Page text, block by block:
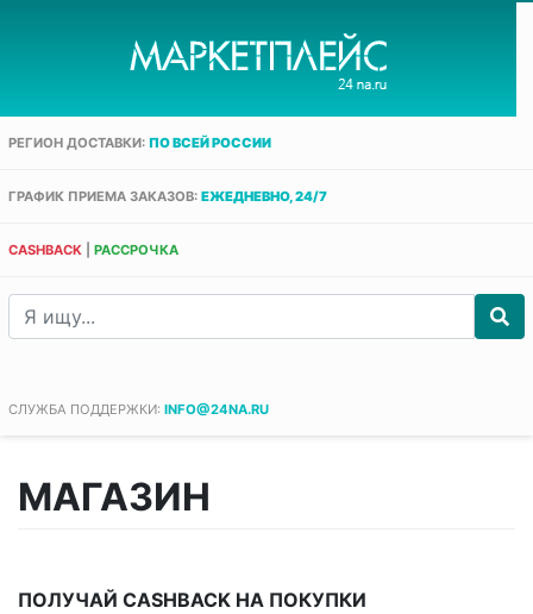
РЕГИОН ДОСТАВКИ: ПО ВСЕЙ РОССИИ
ГРАФИК ПРИЕМА ЗАКАЗОВ: ЕЖЕДНЕВНО, 24/7
CASHBACK РАССРОЧКА
СЛУЖБА ПОДДЕРЖКИ: INFO@24NA.RU
МАГАЗИН
ПОЛУЧАЙ CASHBACK НА ПОКУПКИ